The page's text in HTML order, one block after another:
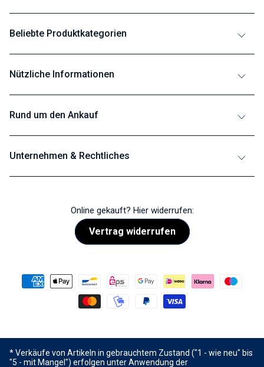
Beliebte Produktkategorien
Nützliche Informationen
Rund um den Ankauf
Unternehmen & Rechtliches
Online gekauft? Hier widerrufen:
Vertrag widerrufen
* Verkäufe von Artikeln in gebrauchtem Zustand ("1 - wie neu" bis
"5 - mit Mangel") erfolgen unter Anwendung der